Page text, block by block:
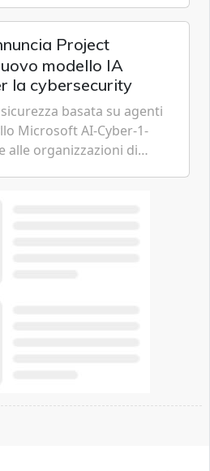
Project
modello IA
la cybersecurity
basata su agenti
Microsoft AI-Cyber-1-
alle organizzazioni di